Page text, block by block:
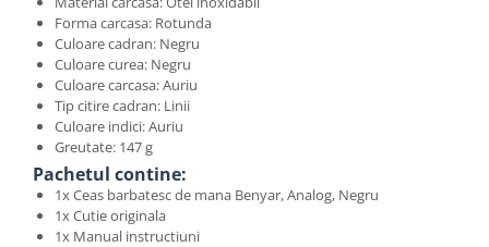
Forma carcasa: Rotunda
Culoare cadran: Negru
Culoare curea: Negru
Culoare carcasa: Auriu
Tip citire cadran: Linii
Culoare indici: Auriu
Greutate: 147 g
Pachetul contine:
1x Ceas barbatesc de mana Benyar, Analog, Negru
1x Cutie originala
1x Manual instructiuni